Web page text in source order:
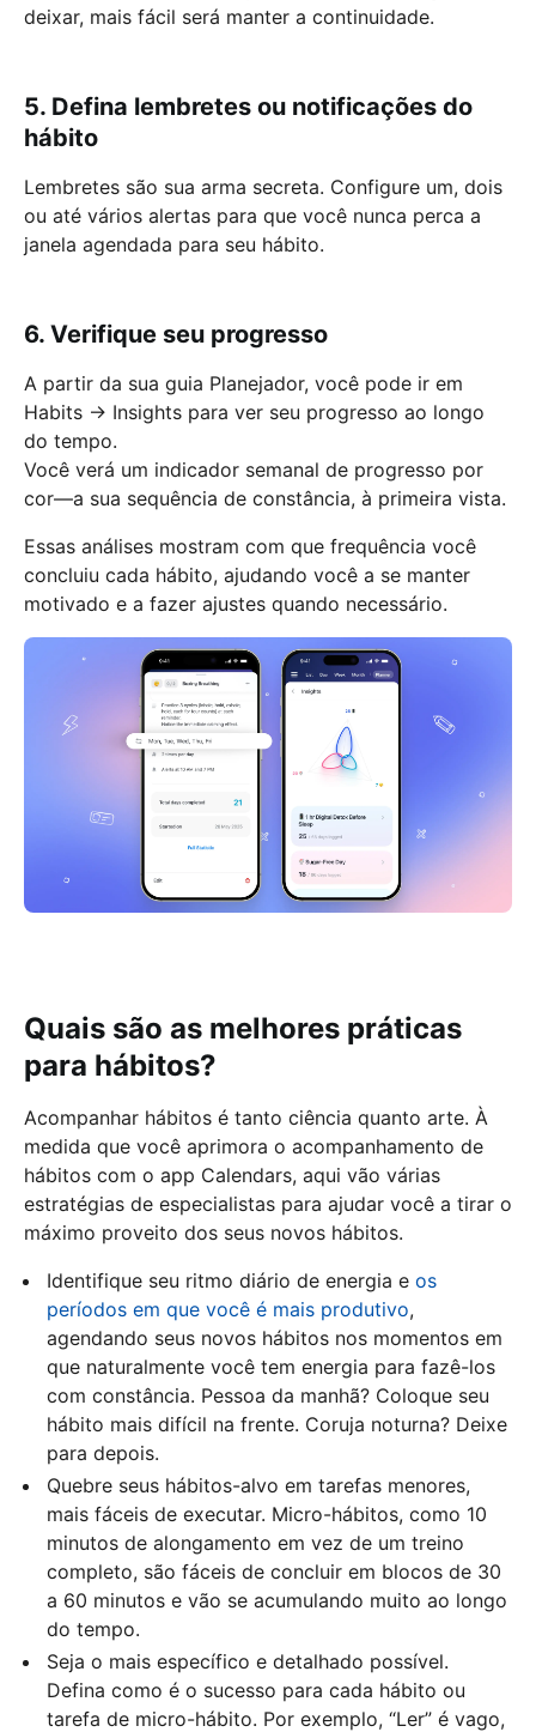
deixar, mais fácil será manter a continuidade.
5. Defina lembretes ou notificações do
hábito
Lembretes são sua arma secreta. Configure um, dois
ou até vários alertas para que você nunca perca a
janela agendada para seu hábito.
6. Verifique seu progresso
A partir da sua guia Planejador, você pode ir em
Habits → Insights para ver seu progresso ao longo
do tempo.
Você verá um indicador semanal de progresso por
cor—a sua sequência de constância, à primeira vista.
Essas análises mostram com que frequência você
concluiu cada hábito, ajudando você a se manter
motivado e a fazer ajustes quando necessário.
Quais são as melhores práticas
para hábitos?
Acompanhar hábitos é tanto ciência quanto arte. À
medida que você aprimora o acompanhamento de
hábitos com o app Calendars, aqui vão várias
estratégias de especialistas para ajudar você a tirar o
máximo proveito dos seus novos hábitos.
Identifique seu ritmo diário de energia e os
períodos em que você é mais produtivo,
agendando seus novos hábitos nos momentos em
que naturalmente você tem energia para fazê-los
com constância. Pessoa da manhã? Coloque seu
hábito mais difícil na frente. Coruja noturna? Deixe
para depois.
Quebre seus hábitos-alvo em tarefas menores,
mais fáceis de executar. Micro-hábitos, como 10
minutos de alongamento em vez de um treino
completo, são fáceis de concluir em blocos de 30
a 60 minutos e vão se acumulando muito ao longo
do tempo.
Seja o mais específico e detalhado possível.
Defina como é o sucesso para cada hábito ou
tarefa de micro-hábito. Por exemplo, “Ler” é vago,